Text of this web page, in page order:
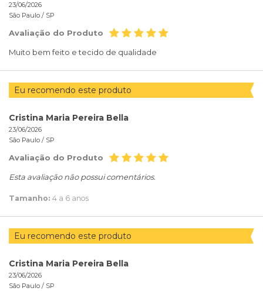
23/06/2026
São Paulo / SP
Avaliação do Produto
Muito bem feito e tecido de qualidade
Eu recomendo este produto
Cristina Maria Pereira Bella
23/06/2026
São Paulo / SP
Avaliação do Produto
Esta avaliação não possui comentários.
Tamanho: 4 a 6 anos
Eu recomendo este produto
Cristina Maria Pereira Bella
23/06/2026
São Paulo / SP